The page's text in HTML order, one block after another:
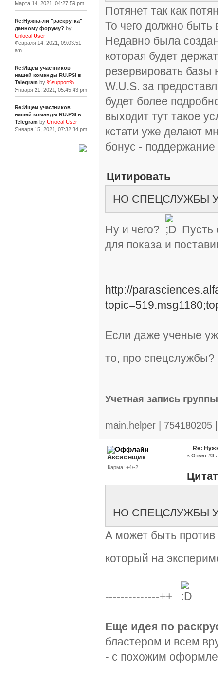
Марта 14, 2021, 04:27:59 pm
Re:Нужна-ли "раскрутка"
данному форуму? by
Unlocal User
Февраля 14, 2021, 09:03:51
am
Re:Ищем участников
нашей команды RU.PSI в
Telegram by %support%
Января 21, 2021, 05:45:43 pm
Re:Ищем участников
нашей команды RU.PSI в
Telegram by Unlocal User
Января 15, 2021, 07:32:34 pm
Потянет так как
То чего должно быть
Недавно была
которая будет
резервировать базы
W.U.S. за
будет более
выходит тут такое
кстати уже делают
бонус - поддержание
Цитировать
НО СПЕЦСЛУЖБЫ
Ну и чего?
Пусть
для показа и
http://
Если даже ученые
то, про спецслужбы?
Учетная запись
main.helper |
Аксионщик
Карма: +4/-2
Re:
« Ответ #3 :
НО СПЕЦСЛУЖБЫ
А может быть против
который на
--------------++
Еще идея по
бластером и всем
- с похожим